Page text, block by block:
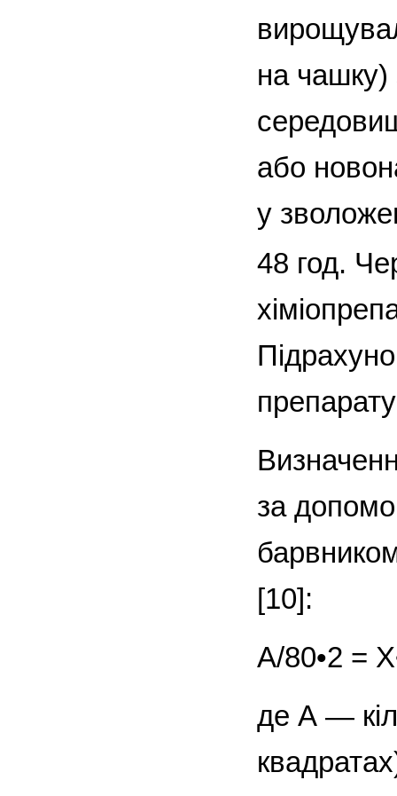
на
або
у
48 год.
за
[10]:
А/80•2 =
де А —